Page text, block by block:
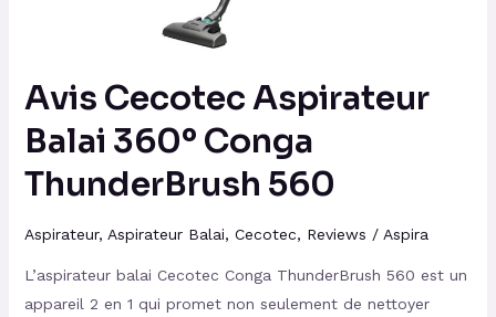
Avis Cecotec Aspirateur
Balai 360º Conga
ThunderBrush 560
Aspirateur, Aspirateur Balai, Cecotec, Reviews / Aspira
L’aspirateur balai Cecotec Conga ThunderBrush 560 est un
appareil 2 en 1 qui promet non seulement de nettoyer